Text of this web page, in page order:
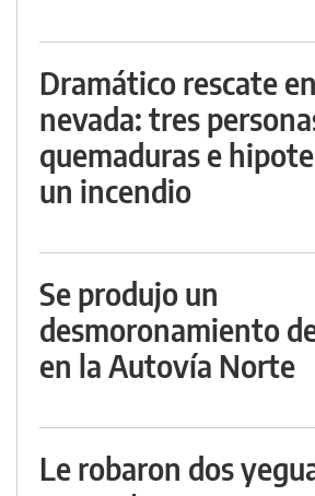
Dramático rescate
nevada: tres
quemaduras e
un incendio
Se produjo un
desmoronamiento
en la Autovía Norte
Le robaron dos